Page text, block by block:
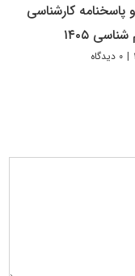
پاسخنامه کارشناسی
۱۴۰۵
| ۰ دیدگاه